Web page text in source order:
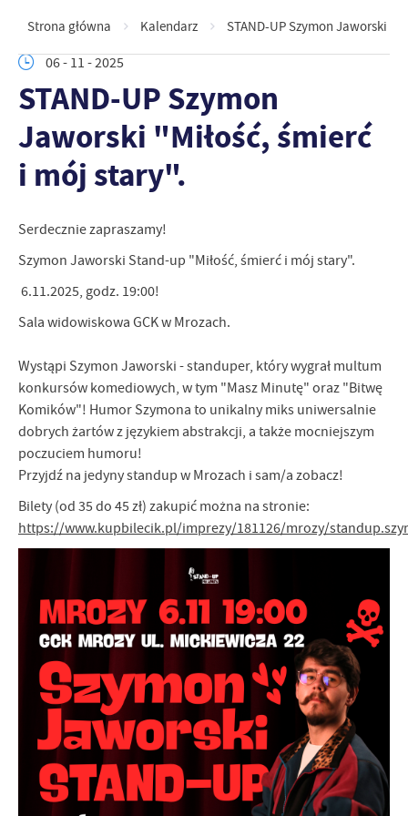
Strona główna Kalendarz
STAND-UP Szymon Jaworski
06 - 11 - 2025
STAND-UP Szymon
Jaworski "Miłość, śmierć
i mój stary".
Serdecznie zapraszamy!
Szymon Jaworski Stand-up "Miłość, śmierć i mój stary".
6.11.2025, godz. 19:00!
Sala widowiskowa GCK w Mrozach.
Wystąpi Szymon Jaworski - standuper, który wygrał multum
konkursów komediowych, w tym "Masz Minutę" oraz "Bitwę
Komików"! Humor Szymona to unikalny miks uniwersalnie
dobrych żartów z językiem abstrakcji, a także mocniejszym
poczuciem humoru!
Przyjdź na jedyny standup w Mrozach i sam/a zobacz!
Bilety (od 35 do 45 zł) zakupić można na stronie:
https://www.kupbilecik.pl/imprezy/181126/mrozy/